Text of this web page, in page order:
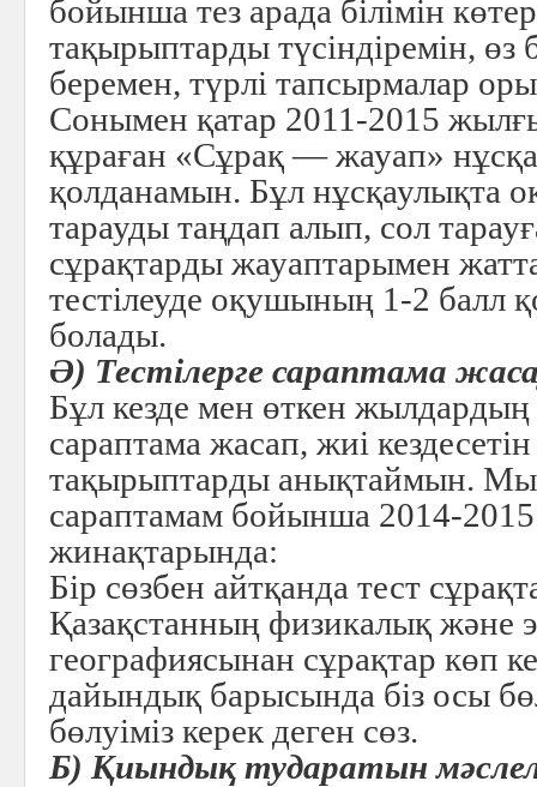
бойынша тез арада білімін
тақырыптарды түсіндіремін, өз
беремен, түрлі тапсырмалар
Сонымен қатар 2011-2015
құраған «Сұрақ — жауап»
қолданамын. Бұл нұсқаулықта
тарауды таңдап алып, сол
сұрақтарды жауаптарымен
тестілеуде оқушының 1-2 балл
болады.
Ә) Тестілерге сараптама
Бұл кезде мен өткен
сараптама жасап, жиі
тақырыптарды анықтаймын.
сараптамам бойынша 2014-
жинақтарында:
Бір сөзбен айтқанда тест
Қазақстанның физикалық және
географиясынан сұрақтар көп
дайындық барысында біз осы
бөлуіміз керек деген сөз.
Б) Қиындық тударатын